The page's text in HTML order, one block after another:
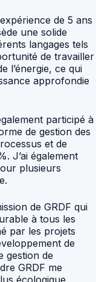
de 5 ans
une solide
langages tels
de travailler
l’énergie, ce qui
approfondie
participé à
de gestion des
et de
J’ai également
plusieurs
de GRDF qui
à tous les
par les projets
de
gestion de
GRDF me
écologique.